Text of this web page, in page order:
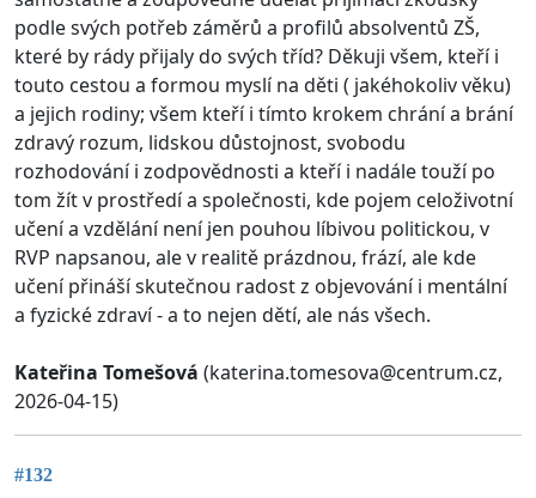
podle svých potřeb záměrů a profilů absolventů ZŠ,
které by rády přijaly do svých tříd? Děkuji všem, kteří i
touto cestou a formou myslí na děti ( jakéhokoliv věku)
a jejich rodiny; všem kteří i tímto krokem chrání a brání
zdravý rozum, lidskou důstojnost, svobodu
rozhodování i zodpovědnosti a kteří i nadále touží po
tom žít v prostředí a společnosti, kde pojem celoživotní
učení a vzdělání není jen pouhou líbivou politickou, v
RVP napsanou, ale v realitě prázdnou, frází, ale kde
učení přináší skutečnou radost z objevování i mentální
a fyzické zdraví - a to nejen dětí, ale nás všech.
Kateřina Tomešová (katerina.tomesova@centrum.cz,
2026-04-15)
#132